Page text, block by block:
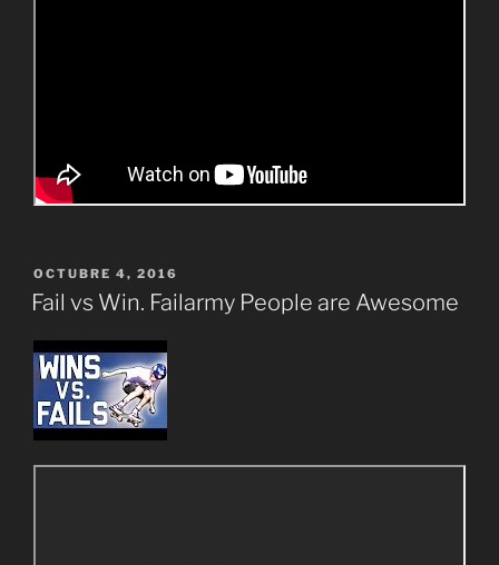
PUBLICADO
EL
OCTUBRE 4, 2016
Fail vs Win. Failarmy People are Awesome